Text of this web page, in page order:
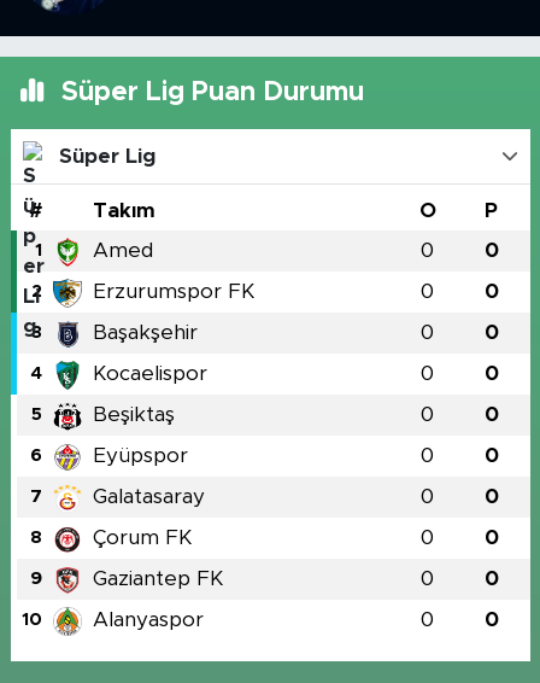
Süper Lig Puan Durumu
Süper Lig
# Takım O P
1 Amed 0 0
2 Erzurumspor FK 0 0
3 Başakşehir 0 0
4 Kocaelispor 0 0
5 Beşiktaş 0 0
6 Eyüpspor 0 0
7 Galatasaray 0 0
8 Çorum FK 0 0
9 Gaziantep FK 0 0
10 Alanyaspor 0 0